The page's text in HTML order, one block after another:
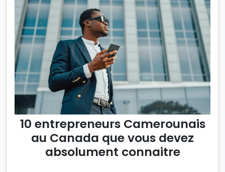
10 entrepreneurs Camerounais
au Canada que vous devez
absolument connaitre